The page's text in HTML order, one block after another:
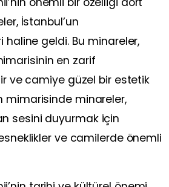
İstanbul’un
haline geldi. Bu minareler,
en zarif
ve camiye güzel bir estetik
mimarisinde minareler,
sesini duyurmak için
ve camilerde önemli